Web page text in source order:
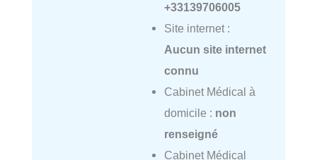
+33139706005
Site internet :
Aucun site internet
connu
Cabinet Médical à
domicile : non
renseigné
Cabinet Médical